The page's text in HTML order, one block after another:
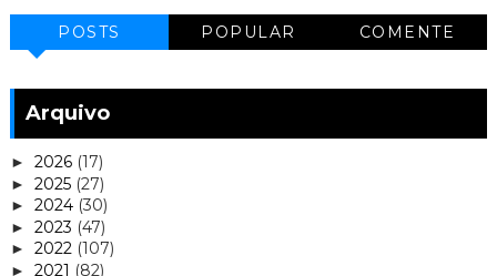
POSTS POPULAR COMENTE
Arquivo
► 2026 (17)
► 2025 (27)
► 2024 (30)
► 2023 (47)
► 2022 (107)
► 2021 (82)